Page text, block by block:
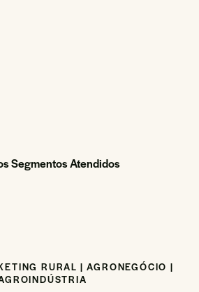
Segmentos Atendidos
RURAL | AGRONEGÓCIO |